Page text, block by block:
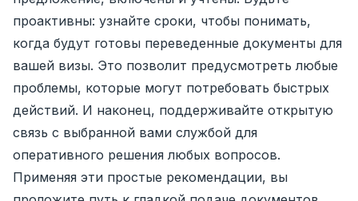
проактивны: узнайте сроки, чтобы понимать,
когда будут готовы переведенные документы для
вашей визы. Это позволит предусмотреть любые
проблемы, которые могут потребовать быстрых
действий. И наконец, поддерживайте открытую
связь с выбранной вами службой для
оперативного решения любых вопросов.
Применяя эти простые рекомендации, вы